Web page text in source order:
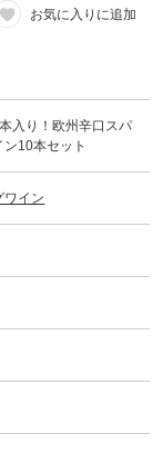
お気に入りに追加
入り！欧州辛口スパ
10本セット
ワイン